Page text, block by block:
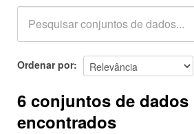
Ordenar por
6 conjuntos de dados
encontrados